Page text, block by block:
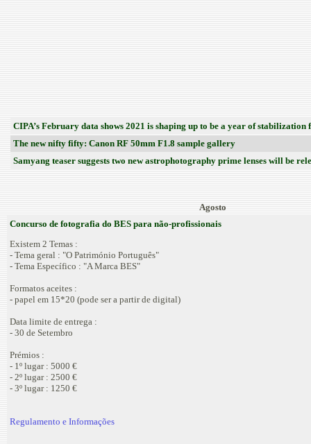
CIPA’s February data shows 2021 is shaping up to be a year of
The new nifty fifty: Canon RF 50mm F1.8 sample gallery
Samyang teaser suggests two new astrophotography prime lenses will be
Agosto
Concurso de fotografia do BES para não-profissionais
Existem 2 Temas :
- Tema geral : "O Património Português"
- Tema Específico : "A Marca BES"
Formatos aceites :
- papel em 15*20 (pode ser a partir de digital)
Data limite de entrega :
- 30 de Setembro
Prémios :
- 1º lugar : 5000 €
- 2º lugar : 2500 €
- 3º lugar : 1250 €
Regulamento e Informações